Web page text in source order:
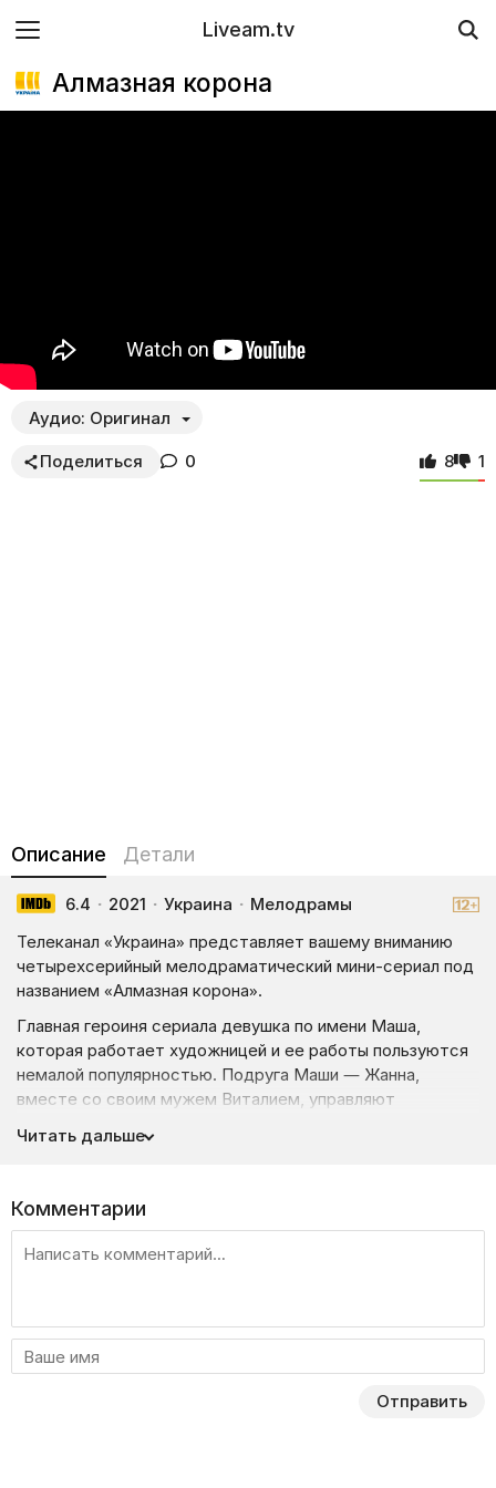
Liveam.tv
Алмазная корона
Аудио: Оригинал
Поделиться 0 8 1
Описание Детали
6.4 · 2021 · Украина · Мелодрамы
Телеканал «Украина» представляет вашему вниманию
четырехсерийный мелодраматический мини-сериал под
названием «Алмазная корона».
Главная героиня сериала девушка по имени Маша,
которая работает художницей и ее работы пользуются
немалой популярностью. Подруга Маши — Жанна,
вместе со своим мужем Виталием, управляют
уникальных драгоценных украшений. Жанна занимает
Женщина предлагает Маше присоединиться к ним,
на что девушка не долго думая соглашается.
Тем временем Виталий завел себе любовницу
все деньги фирмы, выполненные и недоделанные заказы.
Жанна в отчаянии, а Маша хочет изо всех сил помочь
подруге. Она вешает объявление о поиске работы,
чтобы получить деньги и как-то уменьшить финансовые
Читать дальше
Комментарии
Отправить